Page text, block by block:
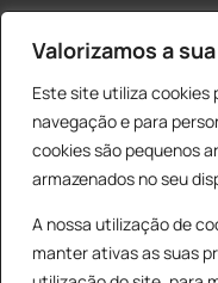
Valorizamos a
Este site utiliza cookies
navegação e para
cookies são pequenos
armazenados no seu
A nossa utilização de
manter ativas as suas
Products
search